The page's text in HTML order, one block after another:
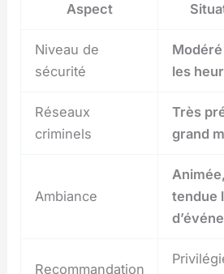
Aspect
Niveau de
sécurité
les
Réseaux
criminels
Très
grand
Ambiance
tendue
Recommandation